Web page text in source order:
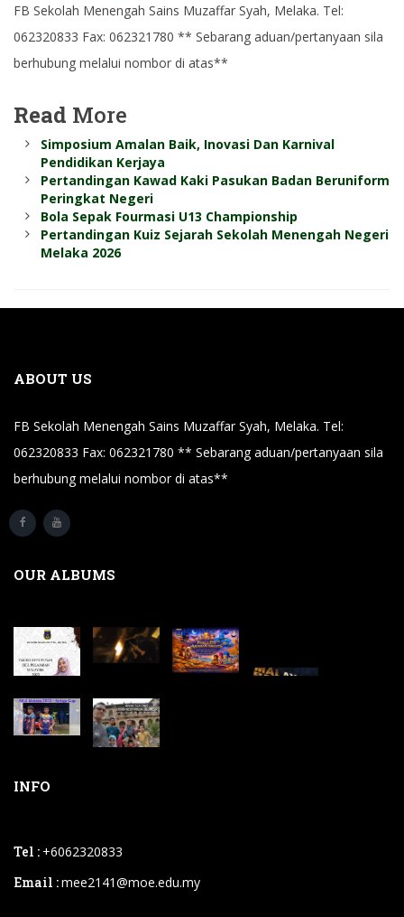
FB Sekolah Menengah Sains Muzaffar Syah, Melaka. Tel:
062320833 Fax: 062321780 ** Sebarang aduan/pertanyaan sila
berhubung melalui nombor di atas**
Read More
Simposium Amalan Baik, Inovasi Dan Karnival
Pendidikan Kerjaya
Pertandingan Kawad Kaki Pasukan Badan Beruniform
Peringkat Negeri
Bola Sepak Fourmasi U13 Championship
Pertandingan Kuiz Sejarah Sekolah Menengah Negeri
Melaka 2026
ABOUT US
FB Sekolah Menengah Sains Muzaffar Syah, Melaka. Tel:
062320833 Fax: 062321780 ** Sebarang aduan/pertanyaan sila
berhubung melalui nombor di atas**
OUR ALBUMS
INFO
Tel : +6062320833
Email :mee2141@moe.edu.my